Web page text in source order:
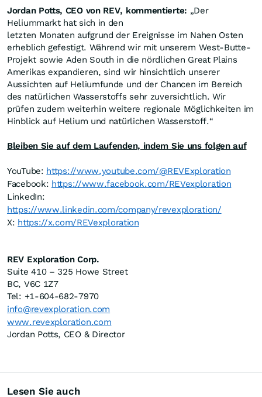
Jordan Potts, CEO von REV, kommentierte: „Der
Heliummarkt hat sich in den
letzten Monaten aufgrund der Ereignisse im Nahen Osten
erheblich gefestigt. Während wir mit unserem West-Butte-
Projekt sowie Aden South in die nördlichen Great Plains
Amerikas expandieren, sind wir hinsichtlich unserer
Aussichten auf Heliumfunde und der Chancen im Bereich
des natürlichen Wasserstoffs sehr zuversichtlich. Wir
prüfen zudem weiterhin weitere regionale Möglichkeiten im
Hinblick auf Helium und natürlichen Wasserstoff.“
Bleiben Sie auf dem Laufenden, indem Sie uns folgen auf
YouTube: https://www.youtube.com/@REVExploration
Facebook: https://www.facebook.com/REVexploration
LinkedIn:
https://www.linkedin.com/company/revexploration/
X: https://x.com/REVexploration
REV Exploration Corp.
Suite 410 – 325 Howe Street
BC, V6C 1Z7
Tel: +1-604-682-7970
info@revexploration.com
www.revexploration.com
Jordan Potts, CEO & Director
Lesen Sie auch